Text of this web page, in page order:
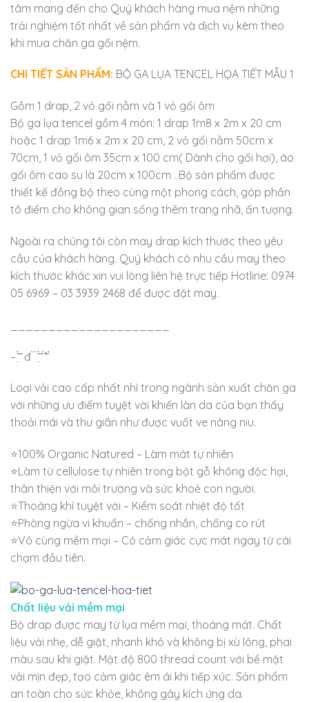
tâm mang đến cho Quý khách hàng mua nệm những
trải nghiệm tốt nhất về sản phẩm và dịch vụ kèm theo
khi mua chăn ga gối nệm.
CHI TIẾT SẢN PHẨM: BỘ GA LỤA TENCEL HỌA TIẾT MẪU 1
Gồm 1 drap, 2 vỏ gối nằm và 1 vỏ gối ôm
Bộ ga lụa tencel gồm 4 món: 1 drap 1m8 x 2m x 20 cm
hoặc 1 drap 1m6 x 2m x 20 cm, 2 vỏ gối nằm 50cm x
70cm, 1 vỏ gối ôm 35cm x 100 cm( Dành cho gối hơi), áo
gối ôm cao su là 20cm x 100cm . Bộ sản phẩm được
thiết kế đồng bộ theo cùng một phong cách, góp phần
tô điểm cho không gian sống thêm trang nhã, ấn tượng.
Ngoài ra chúng tôi còn may drap kích thước theo yêu
cầu của khách hàng. Quý khách có nhu cầu may theo
kích thước khác xin vui lòng liên hệ trực tiếp Hotline: 0974
05 6969 – 03 3939 2468 để được đặt may.
– ̂́ ̣̂ đ ̀ ̀ ̂́ ̣̂ ̛̛̀ ̂ ̀
Loại vải cao cấp nhất nhì trong ngành sản xuất chăn ga
với những ưu điểm tuyệt vời khiến làn da của bạn thấy
thoải mái và thư giãn như được vuốt ve nâng niu.
⭐100% Organic Natured – Làm mát tự nhiên
⭐Làm từ cellulose tự nhiên trong bột gỗ không độc hại,
thân thiện với môi trường và sức khoẻ con người.
⭐Thoáng khí tuyệt vời – Kiểm soát nhiệt độ tốt
⭐Phòng ngừa vi khuẩn – chống nhắn, chống co rút
⭐Vô cùng mềm mại – Có cảm giác cực mát ngay từ cái
chạm đầu tiên.
Chất liệu vải mềm mại
Bộ drap được may từ lụa mềm mại, thoáng mát. Chất
liệu vải nhẹ, dễ giặt, nhanh khô và không bị xù lông, phai
màu sau khi giặt. Mật độ 800 thread count với bề mặt
vải mịn đẹp, tạo cảm giác êm ái khi tiếp xúc. Sản phẩm
an toàn cho sức khỏe, không gây kích ứng da.